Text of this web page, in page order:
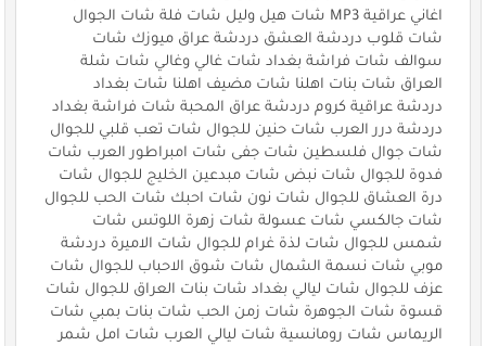
اغاني عراقية MP3 شات هيل وليل شات فلة شات الجوال
شات قلوب دردشة العشق دردشة عراق ميوزك شات
سوالف شات فراشة بغداد شات غالي وغالي شات شلة
العراق شات بنات اهلنا شات مضيف اهلنا شات بغداد
دردشة عراقية كروم دردشة عراق المحبة شات فراشة بغداد
دردشة درر العرب شات حنين للجوال شات تعب قلبي للجوال
شات جوال فلسطين شات جفى شات امبراطور العرب شات
فدوة للجوال شات نبض شات مبدعين الخليج للجوال شات
درة العشاق للجوال شات نون شات احبك شات الحب للجوال
شات جالكسي شات عسولة شات زهرة اللوتس شات
شمس للجوال شات لذة غرام للجوال شات الاميرة دردشة
موبي شات نسمة الشمال شات شوق الاحباب للجوال شات
عزف للجوال شات ليالي بغداد شات بنات العراق للجوال شات
قسوة شات الجوهرة شات زمن الحب شات بنات بمبي شات
الريماس شات رومانسية شات ليالي العرب شات امل شمر